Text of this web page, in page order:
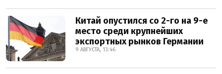
Китай опустился со 2-го на 9-е
место среди крупнейших
экспортных рынков Германии
9 АВГУСТА, 13:46